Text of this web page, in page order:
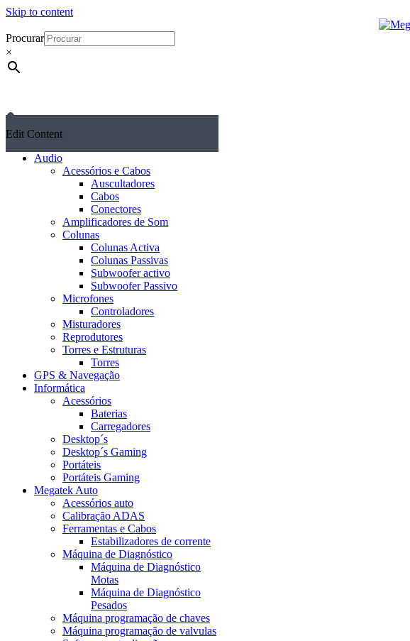
Skip to content
Procurar
×
Edit Content
Audio
Acessórios e Cabos
Auscultadores
Cabos
Conectores
Amplificadores de Som
Colunas
Colunas Activa
Colunas Passivas
Subwoofer activo
Subwoofer Passivo
Microfones
Controladores
Misturadores
Reprodutores
Torres e Estruturas
Torres
GPS & Navegação
Informática
Acessórios
Baterias
Carregadores
Desktop´s
Desktop´s Gaming
Portáteis
Portáteis Gaming
Megatek Auto
Acessórios auto
Calibração ADAS
Ferramentas e Cabos
Estabilizadores de corrente
Máquina de Diagnóstico
Máquina de Diagnóstico
Motas
Máquina de Diagnóstico
Pesados
Máquina programação de chaves
Máquina programação de valvulas